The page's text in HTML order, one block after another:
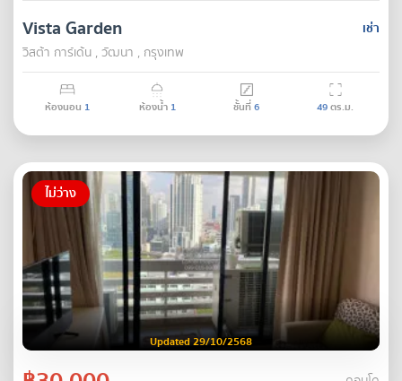
เช่า
Vista Garden
วิสต้า การ์เด้น , วัฒนา , กรุงเทพ
ห้องนอน 1 ห้องน้ำ 1 ชั้นที่6 49ตร.ม.
ไม่ว่าง
Updated 29/10/2568